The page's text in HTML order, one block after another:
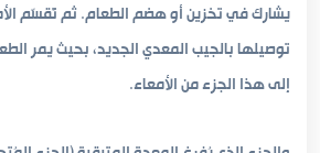
يشارك في تخزين أو هضم الطعام. ثم تُقسّم
توصيلها بالجيب المعدي الجديد، بحيث يمر
إلى هذا الجزء من الأمعاء.